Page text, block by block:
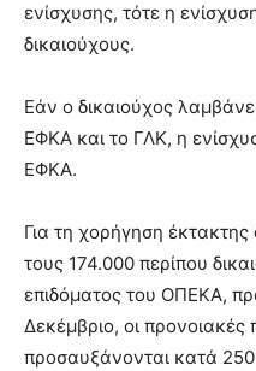
ενίσχυσης, τότε η
δικαιούχους.
Εάν ο δικαιούχος
ΕΦΚΑ και το ΓΛΚ, η
ΕΦΚΑ.
Για τη χορήγηση
τους 174.000 περίπου
επιδόματος του ΟΠΕΚΑ,
Δεκέμβριο, οι
προσαυξάνονται κατά